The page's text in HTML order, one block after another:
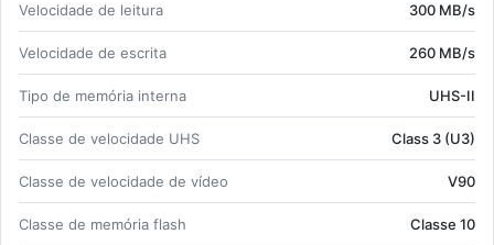
Ve­lo­ci­dade de lei­tura 300 MB/s
Ve­lo­ci­dade de es­crita 260 MB/s
Tipo de me­mória in­terna UHS-II
Classe de ve­lo­ci­dade UHS Class 3 (U3)
Classe de ve­lo­ci­dade de vídeo V90
Classe de me­mória flash Classe 10